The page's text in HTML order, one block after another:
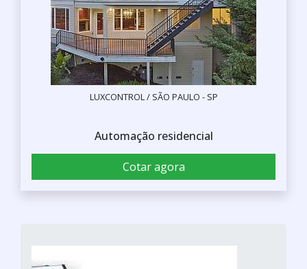
LUXCONTROL / SÃO PAULO - SP
Automação residencial
Cotar agora